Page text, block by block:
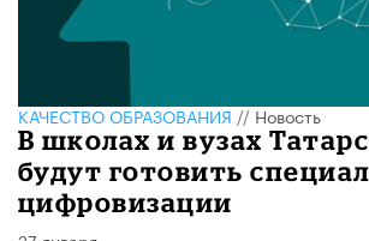
КАЧЕСТВО ОБРАЗОВАНИЯ//Новость
В школах и вузах
будут готовить
цифровизации